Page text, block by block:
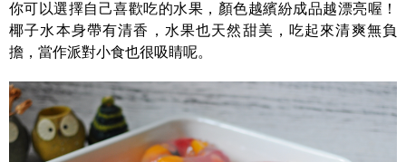
你可以選擇自己喜歡吃的水果，顏色越繽紛成品越漂亮喔！
椰子水本身帶有清香，水果也天然甜美，吃起來清爽無負
擔，當作派對小食也很吸睛呢。